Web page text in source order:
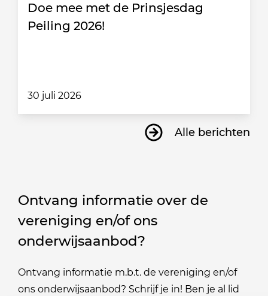
Doe mee met de Prinsjesdag
Peiling 2026!
30 juli 2026
Alle berichten
Ontvang informatie over de
vereniging en/of ons
onderwijsaanbod?
Ontvang informatie m.b.t. de vereniging en/of
ons onderwijsaanbod? Schrijf je in! Ben je al lid